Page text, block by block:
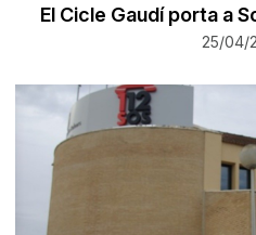
El Cicle Gaudí porta a
25/04/